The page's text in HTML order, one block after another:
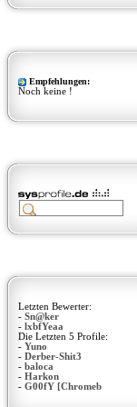
Empfehlungen:
Noch keine !
Letzten Bewerter:
- Sn@ker
- lxbfYeaa
Die Letzten 5 Profile:
- Yuno
- Derber-Shit3
- baloca
- Harkon
- G00fY [Chromeb